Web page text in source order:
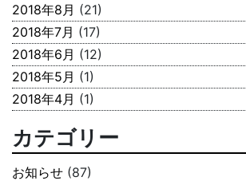
2018年8月 (21)
2018年7月 (17)
2018年6月 (12)
2018年5月 (1)
2018年4月 (1)
カテゴリー
お知らせ (87)